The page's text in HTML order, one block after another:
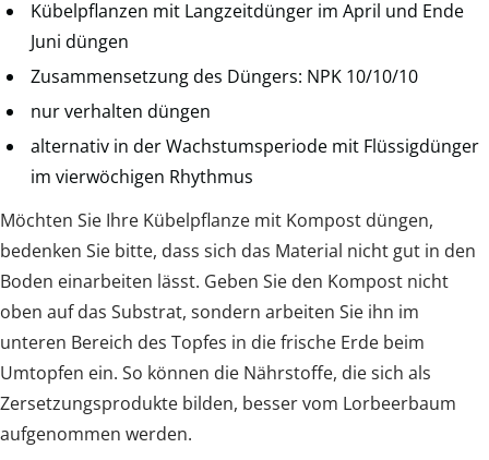
Kübelpflanzen mit Langzeitdünger im April und Ende
Juni düngen
Zusammensetzung des Düngers: NPK 10/10/10
nur verhalten düngen
alternativ in der Wachstumsperiode mit Flüssigdünger
im vierwöchigen Rhythmus
Möchten Sie Ihre Kübelpflanze mit Kompost düngen,
bedenken Sie bitte, dass sich das Material nicht gut in den
Boden einarbeiten lässt. Geben Sie den Kompost nicht
oben auf das Substrat, sondern arbeiten Sie ihn im
unteren Bereich des Topfes in die frische Erde beim
Umtopfen ein. So können die Nährstoffe, die sich als
Zersetzungsprodukte bilden, besser vom Lorbeerbaum
aufgenommen werden.